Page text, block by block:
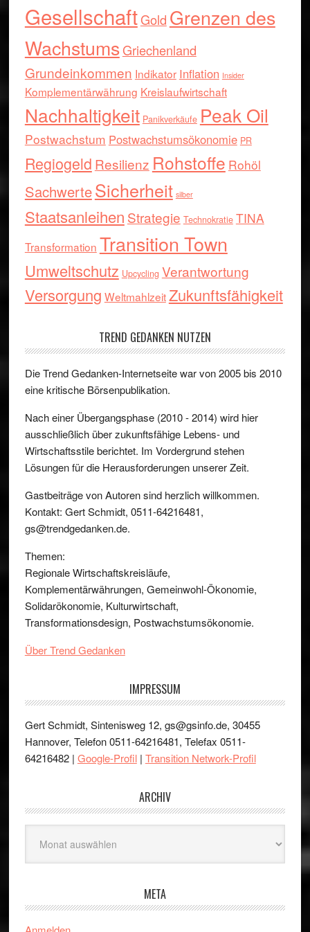
GesellschaftGold Grenzen des
WachstumsGriechenland
Grundeinkommen Indikator Inflation Insider
Komplementärwährung Kreislaufwirtschaft
Nachhaltigkeit Panikverkäufe Peak Oil
Postwachstum Postwachstumsökonomie PR
Regiogeld Resilienz Rohstoffe Rohöl
SachwerteSicherheit silber
Staatsanleihen Strategie Technokratie TINA
Transformation Transition Town
Umweltschutz Upcycling Verantwortung
Versorgung WeltmahlzeitZukunftsfähigkeit
TREND GEDANKEN NUTZEN
Die Trend Gedanken-Internetseite war von 2005 bis 2010
eine kritische Börsenpublikation.
Nach einer Übergangsphase (2010 - 2014) wird hier
ausschließlich über zukunftsfähige Lebens- und
Wirtschaftsstile berichtet. Im Vordergrund stehen
Lösungen für die Herausforderungen unserer Zeit.
Gastbeiträge von Autoren sind herzlich willkommen.
Kontakt: Gert Schmidt, 0511-64216481,
gs@trendgedanken.de.
Themen:
Regionale Wirtschaftskreisläufe,
Komplementärwährungen, Gemeinwohl-Ökonomie,
Solidarökonomie, Kulturwirtschaft,
Transformationsdesign, Postwachstumsökonomie.
Über Trend Gedanken
IMPRESSUM
Gert Schmidt, Sintenisweg 12, gs@gsinfo.de, 30455
Hannover, Telefon 0511-64216481, Telefax 0511-
64216482 | Google-Profil| Transition Network-Profil
ARCHIV
META